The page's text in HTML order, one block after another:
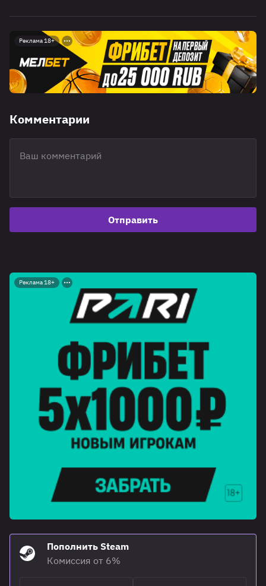
Реклама 18+
Комментарии
Отправить
Реклама 18+
Пополнить Steam
Комиссия от 6%